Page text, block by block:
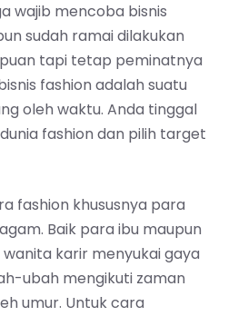
wajib mencoba bisnis
sudah ramai dilakukan
tapi tetap peminatnya
fashion adalah suatu
oleh waktu. Anda tinggal
fashion dan pilih target
fashion khususnya para
Baik para ibu maupun
karir menyukai gaya
ubah mengikuti zaman
umur. Untuk cara